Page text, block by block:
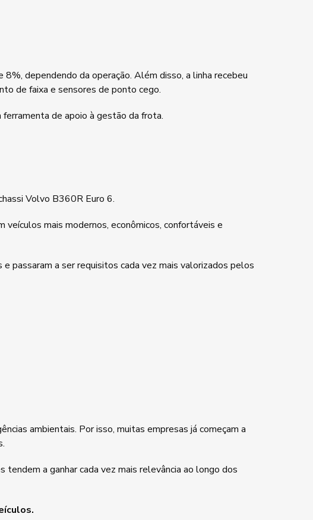
dependendo da operação. Além disso, a linha recebeu
de faixa e sensores de ponto cego.
de apoio à gestão da frota.
Volvo B360R Euro 6.
veículos mais modernos, econômicos, confortáveis e
passaram a ser requisitos cada vez mais valorizados pelos
ambientais. Por isso, muitas empresas já começam a
a ganhar cada vez mais relevância ao longo dos